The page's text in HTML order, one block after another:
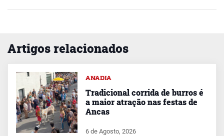
Artigos relacionados
ANADIA
Tradicional corrida de burros é
a maior atração nas festas de
Ancas
6 de Agosto, 2026